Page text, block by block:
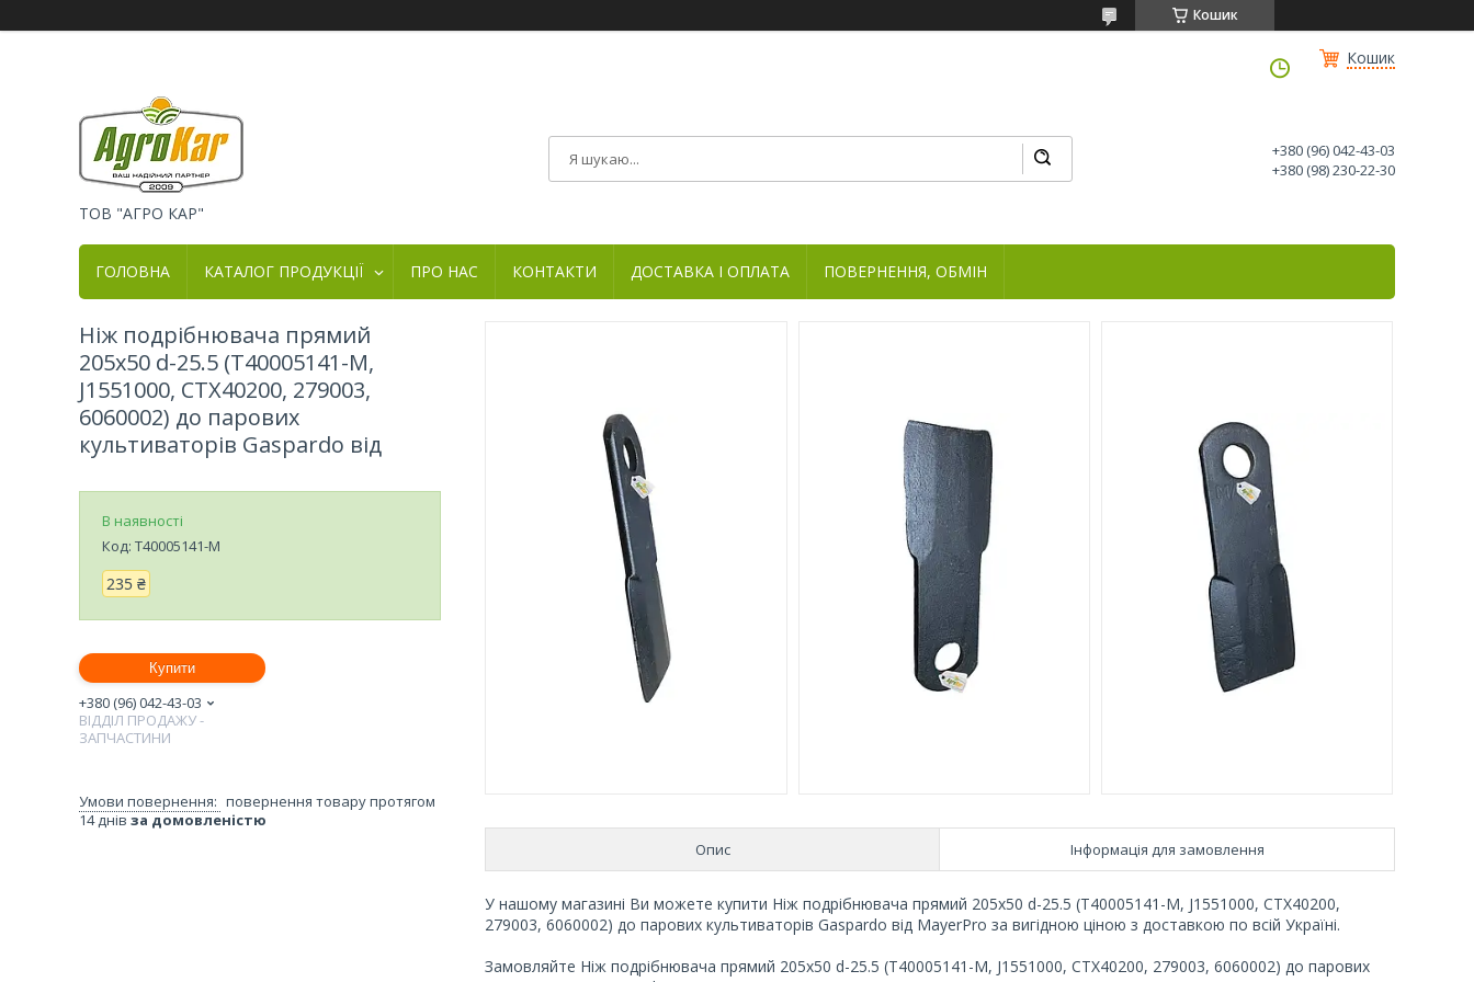
Кошик
Кошик
ТОВ "АГРО КАР"
+380 (96) 042-43-03
+380 (98) 230-22-30
ГОЛОВНА КАТАЛОГ ПРОДУКЦІЇ ПРО НАС КОНТАКТИ ДОСТАВКА І ОПЛАТА ПОВЕРНЕННЯ, ОБМІН
Опис Інформація для замовлення
У нашому магазині Ви можете купити Ніж подрібнювача прямий 205х50 d-25.5 (T40005141-M, J1551000, CTX40200,
279003, 6060002) до парових культиваторів Gaspardo від MayerPro за вигідною ціною з доставкою по всій Україні.
Замовляйте Ніж подрібнювача прямий 205х50 d-25.5 (T40005141-M, J1551000, CTX40200, 279003, 6060002) до парових
Ніж подрібнювача прямий
205х50 d-25.5 (T40005141-M,
J1551000, CTX40200, 279003,
6060002) до парових
культиваторів Gaspardo від
В наявності
Код: T40005141-M
235 ₴
Купити
+380 (96) 042-43-03
ВІДДІЛ ПРОДАЖУ -
ЗАПЧАСТИНИ
повернення товару протягом
14 днів за домовленістю